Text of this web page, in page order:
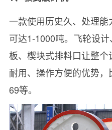
一款使用历史久、处理
可达1-1000吨。飞轮设
板、楔块式排料口让整
耐用、操作方便的优势，
69等。